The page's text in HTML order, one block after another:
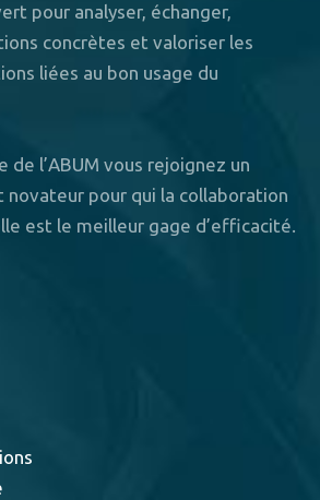
pour analyser, échanger,
concrètes et valoriser les
liées au bon usage du
de l’ABUM vous rejoignez un
pour qui la collaboration
est le meilleur gage d’efficacité.